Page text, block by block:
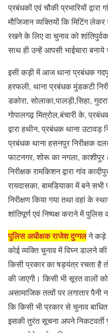
प्रबंधकों एवं चौकी प्रभारियों
मौजिजान व्यक्तियों कि मिटिंग
रखने के लिए वा चुनाव को
साथ ही उन्हें आपसी भाईचारा बनाये
इसी कड़ी में आज थाना प्रबंधक
हरफली, थाना प्रबंधक मुंडकटी
डकोरा, सोलाका,पालड़ी,सिहा,
गोपालगढ़ मित्रोल,बंचारी के,
द्वारा हथीन, प्रबंधक थाना उटावड़
प्रबंधक थाना हसनपुर निरीक्षक
फाटनगर, शोरू का नगला, काशीपुर
निरीक्षक रामकिशन द्वारा गांव
रायदासका, बामडियाका में बने
निरीक्षण किया गया तथा वहां के
शांतिपूर्ण एवं निष्पक्ष कराने में
पुलिस अधीक्षक राजेश दुग्गलने कड़े
कोई व्यक्ति चुनाव में विघ्न डालने
किसी प्रकार का षड्यंत्र रचता है
की जाएगी। किसी भी सूरत वालों
असामाजिक तत्वों पर लगातार
कि किसी भी प्रकार से चुनाव
इसकी तुरंत सूचना अपने